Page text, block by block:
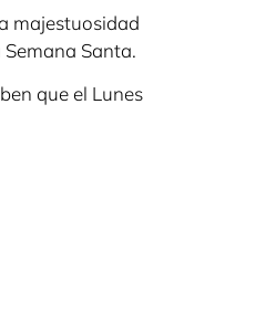
majestuosidad
Santa.
que el Lunes